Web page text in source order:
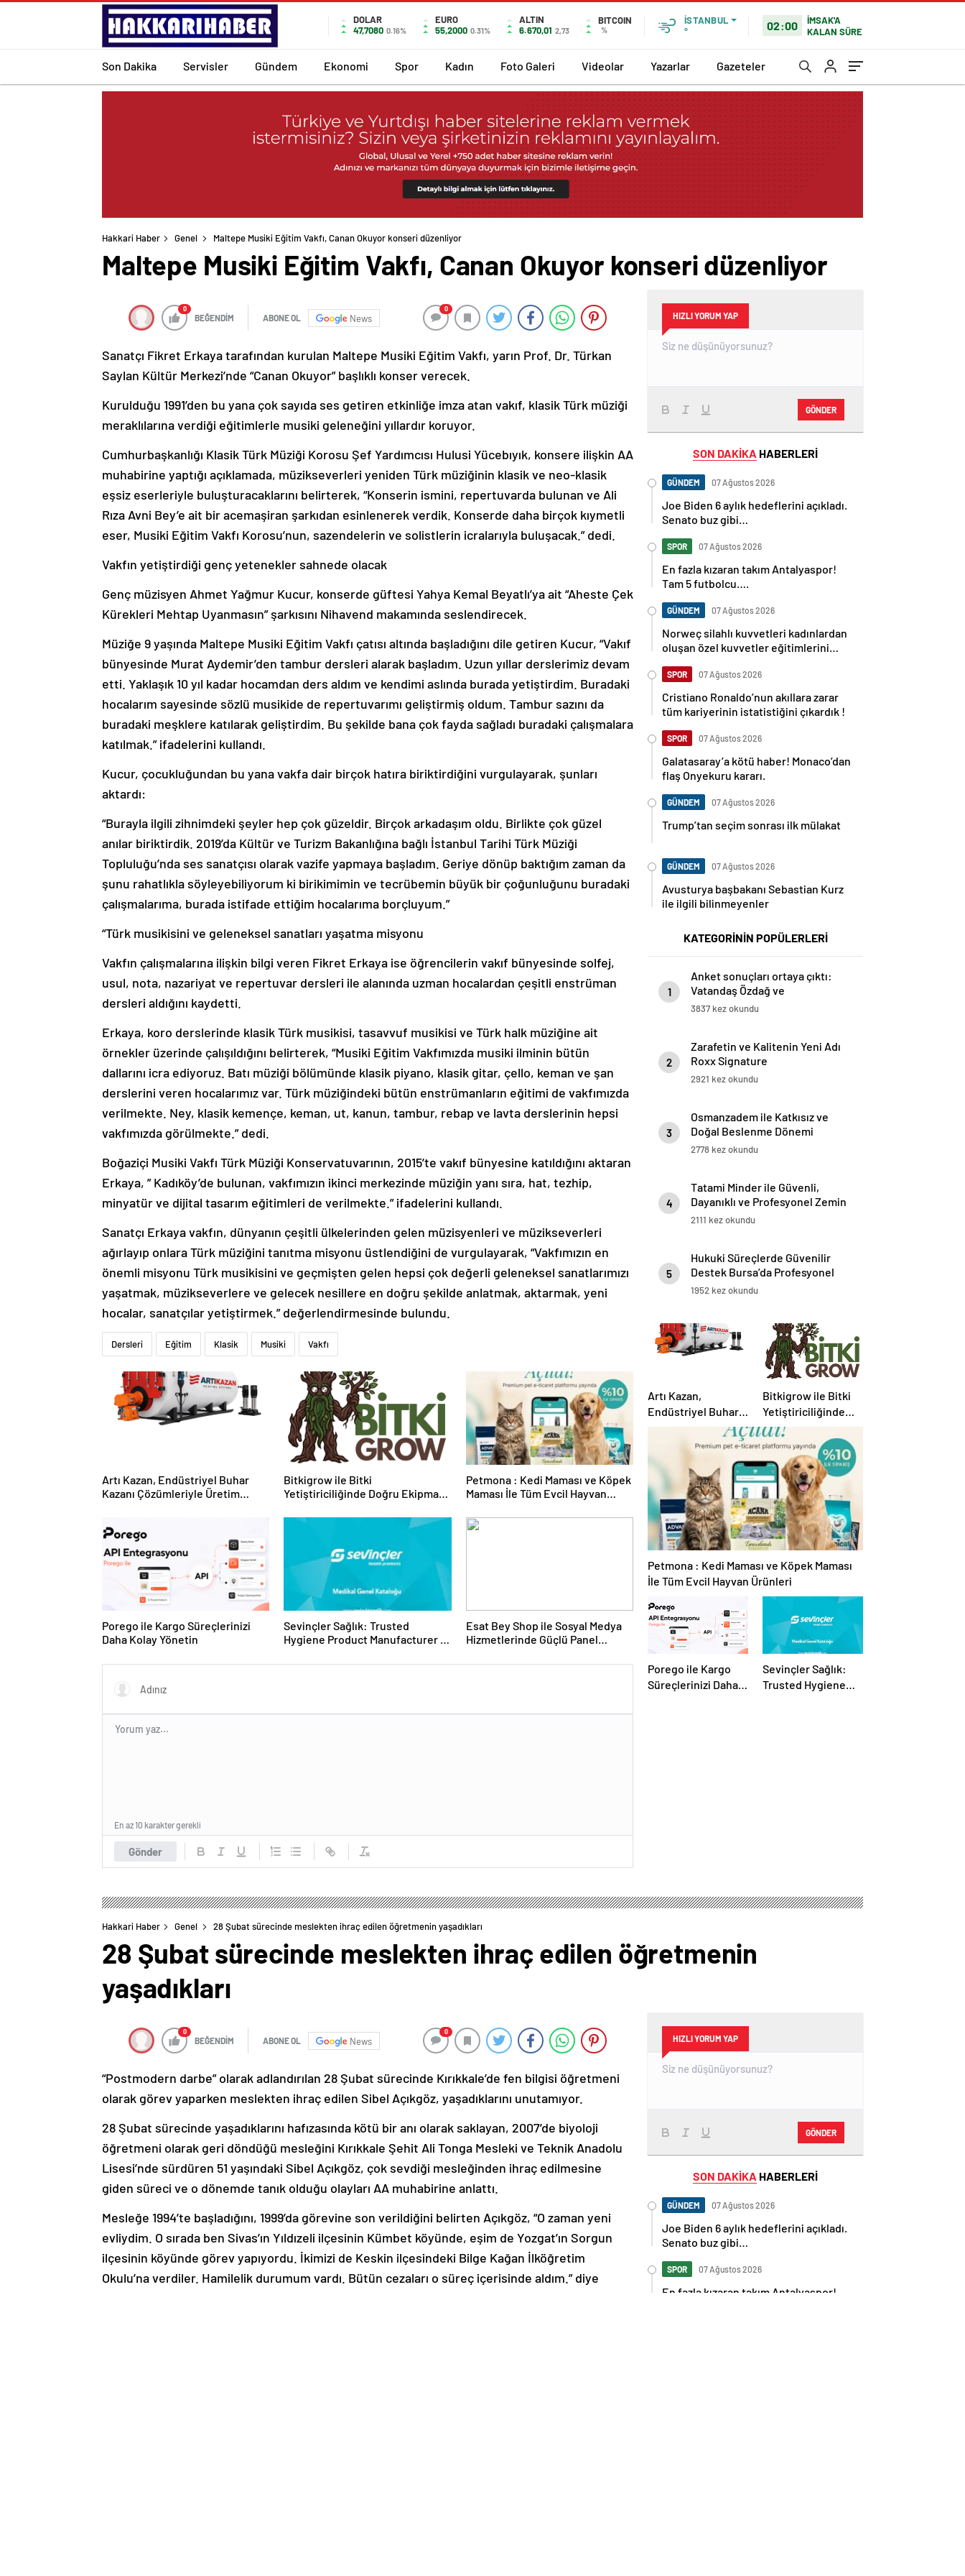
DOLAR
47,7080 0.16%
EURO
55,2000 0.31%
ALTIN
6.670,01 2,73
BITCOIN
%
İSTANBUL
°
02:00
İMSAK'A
KALAN SÜRE
Son Dakika Servisler Gündem Ekonomi Spor Kadın Foto Galeri Videolar Yazarlar Gazeteler
Hakkari Haber Genel Maltepe Musiki Eğitim Vakfı, Canan Okuyor konseri düzenliyor
Maltepe Musiki Eğitim Vakfı, Canan Okuyor konseri düzenliyor
0
BEĞENDİM ABONE OL News
0
Sanatçı Fikret Erkaya tarafından kurulan Maltepe Musiki Eğitim Vakfı, yarın Prof. Dr. Türkan
Saylan Kültür Merkezi’nde “Canan Okuyor” başlıklı konser verecek.
Kurulduğu 1991’den bu yana çok sayıda ses getiren etkinliğe imza atan vakıf, klasik Türk müziği
meraklılarına verdiği eğitimlerle musiki geleneğini yıllardır koruyor.
Cumhurbaşkanlığı Klasik Türk Müziği Korosu Şef Yardımcısı Hulusi Yücebıyık, konsere ilişkin AA
muhabirine yaptığı açıklamada, müzikseverleri yeniden Türk müziğinin klasik ve neo-klasik
eşsiz eserleriyle buluşturacaklarını belirterek, “Konserin ismini, repertuvarda bulunan ve Ali
Rıza Avni Bey’e ait bir acemaşiran şarkıdan esinlenerek verdik. Konserde daha birçok kıymetli
eser, Musiki Eğitim Vakfı Korosu’nun, sazendelerin ve solistlerin icralarıyla buluşacak.” dedi.
Vakfın yetiştirdiği genç yetenekler sahnede olacak
Genç müzisyen Ahmet Yağmur Kucur, konserde güftesi Yahya Kemal Beyatlı’ya ait “Aheste Çek
Kürekleri Mehtap Uyanmasın” şarkısını Nihavend makamında seslendirecek.
Müziğe 9 yaşında Maltepe Musiki Eğitim Vakfı çatısı altında başladığını dile getiren Kucur, “Vakıf
bünyesinde Murat Aydemir’den tambur dersleri alarak başladım. Uzun yıllar derslerimiz devam
etti. Yaklaşık 10 yıl kadar hocamdan ders aldım ve kendimi aslında burada yetiştirdim. Buradaki
hocalarım sayesinde sözlü musikide de repertuvarımı geliştirmiş oldum. Tambur sazını da
buradaki meşklere katılarak geliştirdim. Bu şekilde bana çok fayda sağladı buradaki çalışmalara
katılmak.” ifadelerini kullandı.
Kucur, çocukluğundan bu yana vakfa dair birçok hatıra biriktirdiğini vurgulayarak, şunları
aktardı:
“Burayla ilgili zihnimdeki şeyler hep çok güzeldir. Birçok arkadaşım oldu. Birlikte çok güzel
anılar biriktirdik. 2019’da Kültür ve Turizm Bakanlığına bağlı İstanbul Tarihi Türk Müziği
Topluluğu’nda ses sanatçısı olarak vazife yapmaya başladım. Geriye dönüp baktığım zaman da
şunu rahatlıkla söyleyebiliyorum ki birikimimin ve tecrübemin büyük bir çoğunluğunu buradaki
çalışmalarıma, burada istifade ettiğim hocalarıma borçluyum.”
“Türk musikisini ve geleneksel sanatları yaşatma misyonu
Vakfın çalışmalarına ilişkin bilgi veren Fikret Erkaya ise öğrencilerin vakıf bünyesinde solfej,
usul, nota, nazariyat ve repertuvar dersleri ile alanında uzman hocalardan çeşitli enstrüman
dersleri aldığını kaydetti.
Erkaya, koro derslerinde klasik Türk musikisi, tasavvuf musikisi ve Türk halk müziğine ait
örnekler üzerinde çalışıldığını belirterek, “Musiki Eğitim Vakfımızda musiki ilminin bütün
dallarını icra ediyoruz. Batı müziği bölümünde klasik piyano, klasik gitar, çello, keman ve şan
derslerini veren hocalarımız var. Türk müziğindeki bütün enstrümanların eğitimi de vakfımızda
verilmekte. Ney, klasik kemençe, keman, ut, kanun, tambur, rebap ve lavta derslerinin hepsi
vakfımızda görülmekte.” dedi.
Boğaziçi Musiki Vakfı Türk Müziği Konservatuvarının, 2015’te vakıf bünyesine katıldığını aktaran
Erkaya, ” Kadıköy’de bulunan, vakfımızın ikinci merkezinde müziğin yanı sıra, hat, tezhip,
minyatür ve dijital tasarım eğitimleri de verilmekte.” ifadelerini kullandı.
Sanatçı Erkaya vakfın, dünyanın çeşitli ülkelerinden gelen müzisyenleri ve müzikseverleri
ağırlayıp onlara Türk müziğini tanıtma misyonu üstlendiğini de vurgulayarak, “Vakfımızın en
önemli misyonu Türk musikisini ve geçmişten gelen hepsi çok değerli geleneksel sanatlarımızı
yaşatmak, müzikseverlere ve gelecek nesillere en doğru şekilde anlatmak, aktarmak, yeni
hocalar, sanatçılar yetiştirmek.” değerlendirmesinde bulundu.
Dersleri Eğitim Klasik Musiki Vakfı
Artı Kazan, Endüstriyel Buhar
Kazanı Çözümleriyle Üretim
Bitkigrow ile Bitki
Yetiştiriciliğinde Doğru Ekipman
Petmona : Kedi Maması ve Köpek
Maması İle Tüm Evcil Hayvan
Porego ile Kargo Süreçlerinizi
Daha Kolay Yönetin
Sevinçler Sağlık: Trusted
Hygiene Product Manufacturer in
Esat Bey Shop ile Sosyal Medya
Hizmetlerinde Güçlü Panel
Gönder
En az 10 karakter gerekli
HIZLI YORUM YAP
GÖNDER
SON DAKİKA HABERLERİ
GÜNDEM 07 Ağustos 2026
Joe Biden 6 aylık hedeflerini açıkladı.
Senato buz gibi…
SPOR 07 Ağustos 2026
En fazla kızaran takım Antalyaspor!
Tam 5 futbolcu….
GÜNDEM 07 Ağustos 2026
Norweç silahlı kuvvetleri kadınlardan
oluşan özel kuvvetler eğitimlerini
SPOR 07 Ağustos 2026
Cristiano Ronaldo’nun akıllara zarar
tüm kariyerinin istatistiğini çıkardık !
SPOR 07 Ağustos 2026
Galatasaray’a kötü haber! Monaco’dan
flaş Onyekuru kararı.
GÜNDEM 07 Ağustos 2026
Trump’tan seçim sonrası ilk mülakat
GÜNDEM 07 Ağustos 2026
Avusturya başbakanı Sebastian Kurz
ile ilgili bilinmeyenler
KATEGORİNİN POPÜLERLERİ
1
Anket sonuçları ortaya çıktı:
Vatandaş Özdağ ve
İmamoğlu’nun tutuklanmasını
3837 kez okundu
2
Zarafetin ve Kalitenin Yeni Adı
Roxx Signature
2921 kez okundu
3
Osmanzadem ile Katkısız ve
Doğal Beslenme Dönemi
2778 kez okundu
4
Tatami Minder ile Güvenli,
Dayanıklı ve Profesyonel Zemin
Çözümleri
2111 kez okundu
5
Hukuki Süreçlerde Güvenilir
Destek Bursa’da Profesyonel
Avukatlık Hizmeti
1952 kez okundu
Artı Kazan,
Endüstriyel Buhar
Kazanı
Çözümleriyle
Üretim Tesislerine
Verimli Sistemler
Sunuyor
Bitkigrow ile Bitki
Yetiştiriciliğinde
Doğru Ekipman ve
Ürün Seçimi
Petmona : Kedi Maması ve Köpek Maması
İle Tüm Evcil Hayvan Ürünleri
Porego ile Kargo
Süreçlerinizi Daha
Sevinçler Sağlık:
Trusted Hygiene
Hakkari Haber Genel 28 Şubat sürecinde meslekten ihraç edilen öğretmenin yaşadıkları
28 Şubat sürecinde meslekten ihraç edilen öğretmenin
yaşadıkları
0
BEĞENDİM ABONE OL News
0
“Postmodern darbe” olarak adlandırılan 28 Şubat sürecinde Kırıkkale’de fen bilgisi öğretmeni
olarak görev yaparken meslekten ihraç edilen Sibel Açıkgöz, yaşadıklarını unutamıyor.
28 Şubat sürecinde yaşadıklarını hafızasında kötü bir anı olarak saklayan, 2007’de biyoloji
öğretmeni olarak geri döndüğü mesleğini Kırıkkale Şehit Ali Tonga Mesleki ve Teknik Anadolu
Lisesi’nde sürdüren 51 yaşındaki Sibel Açıkgöz, çok sevdiği mesleğinden ihraç edilmesine
giden süreci ve o dönemde tanık olduğu olayları AA muhabirine anlattı.
Mesleğe 1994’te başladığını, 1999’da görevine son verildiğini belirten Açıkgöz, “O zaman yeni
evliydim. O sırada ben Sivas’ın Yıldızeli ilçesinin Kümbet köyünde, eşim de Yozgat’ın Sorgun
ilçesinin köyünde görev yapıyordu. İkimizi de Keskin ilçesindeki Bilge Kağan İlköğretim
Okulu’na verdiler. Hamilelik durumum vardı. Bütün cezaları o süreç içerisinde aldım.” diye
HIZLI YORUM YAP
GÖNDER
SON DAKİKA HABERLERİ
GÜNDEM 07 Ağustos 2026
Joe Biden 6 aylık hedeflerini açıkladı.
Senato buz gibi…
SPOR 07 Ağustos 2026
En fazla kızaran takım Antalyaspor!